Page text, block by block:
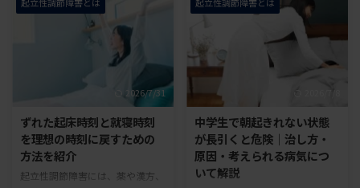
2026/7/31
ずれた起床時刻と就寝時刻
を理想の時刻に戻すための
方法を紹介
起立性調節障害には、薬や漢方、
中学生で朝起きれない状態
が長引くと危険｜治し方・
原因・考えられる病気につ
いて解説